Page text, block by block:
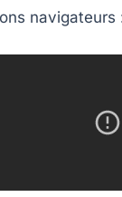
navigateurs